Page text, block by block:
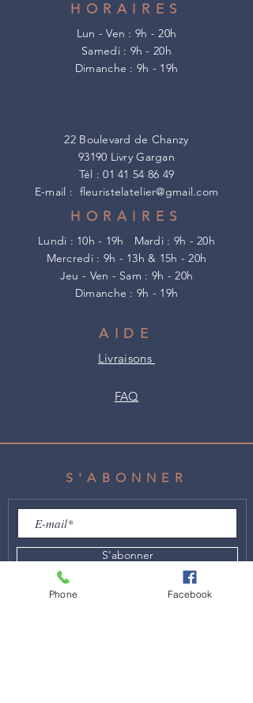
HORAIRES
Lun - Ven : 9h - 20h
​​Samedi : 9h - 20h
​Dimanche : 9h - 19h
22 Boulevard de Chanzy
93190 Livry Gargan
Tél :01 41 54 86 49
E-mail : fleuristelatelier@gmail.com
HORAIRES
Lundi : 10h - 19h Mardi : 9h - 20h
Mercredi : 9h - 13h & 15h - 20h
Jeu - Ven - Sam : 9h - 20h
​Dimanche : 9h - 19h
AIDE
Livraisons
FAQ
S'ABONNER
S'abonner
Phone Facebook